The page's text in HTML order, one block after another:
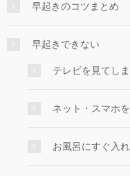
早起きのコツまとめ
早起きできない
テレビを見てしま
ネット・スマホ
お風呂にすぐ入